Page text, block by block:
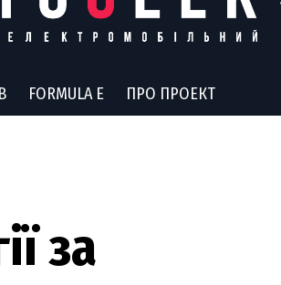
FORMULA E ПРО ПРОЕКТ
за